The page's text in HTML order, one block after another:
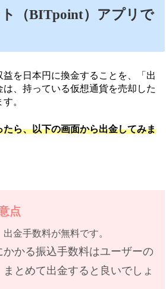
（BITpoint）アプリで
を日本円に換金することを、「出
、持っている仮想通貨を売却した
。
ら、以下の画面から出金してみま
点
金手数料が無料です。
かかる振込手数料はユーザーの
とめて出金すると良いでしょ